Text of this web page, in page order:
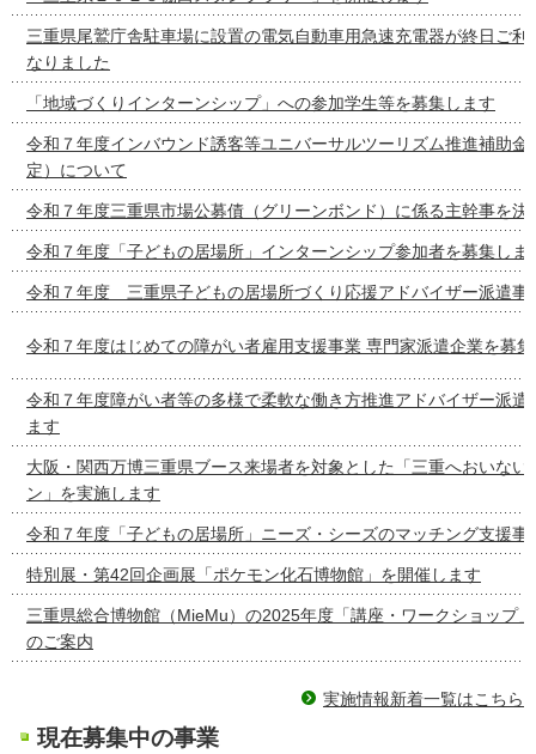
三重県尾鷲庁舎駐車場に設置の電気自動車用急速充電器が終日ご利
なりました
「地域づくりインターンシップ」への参加学生等を募集します
令和７年度インバウンド誘客等ユニバーサルツーリズム推進補助金
定）について
令和７年度三重県市場公募債（グリーンボンド）に係る主幹事を決
令和７年度「子どもの居場所」インターンシップ参加者を募集しま
令和７年度 三重県子どもの居場所づくり応援アドバイザー派遣事
令和７年度はじめての障がい者雇用支援事業 専門家派遣企業を募
令和７年度障がい者等の多様で柔軟な働き方推進アドバイザー派遣
ます
大阪・関西万博三重県ブース来場者を対象とした「三重へおいない
ン」を実施します
令和７年度「子どもの居場所」ニーズ・シーズのマッチング支援事
特別展・第42回企画展「ポケモン化石博物館」を開催します
三重県総合博物館（MieMu）の2025年度「講座・ワークショップ
のご案内
実施情報新着一覧はこちら
現在募集中の事業